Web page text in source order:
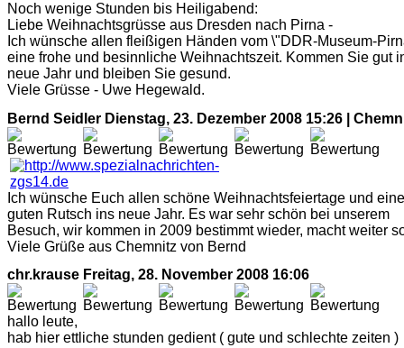
Noch wenige Stunden bis Heiligabend:
Liebe Weihnachtsgrüsse aus Dresden nach Pirna -
Ich wünsche allen fleißigen Händen vom \"DDR-Museum-
eine frohe und besinnliche Weihnachtszeit. Kommen Sie gut
neue Jahr und bleiben Sie gesund.
Viele Grüsse - Uwe Hegewald.
Bernd Seidler Dienstag, 23. Dezember 2008 15:26 |
Ich wünsche Euch allen schöne Weihnachtsfeiertage und
guten Rutsch ins neue Jahr. Es war sehr schön bei unserem
Besuch, wir kommen in 2009 bestimmt wieder, macht weiter
Viele Grüße aus Chemnitz von Bernd
chr.krause Freitag, 28. November 2008 16:06
hallo leute,
hab hier ettliche stunden gedient ( gute und schlechte zeiten )